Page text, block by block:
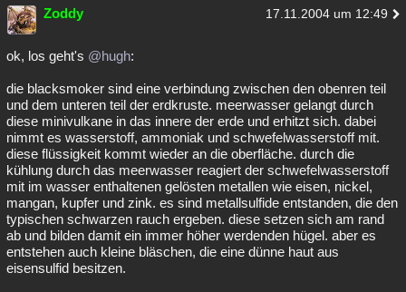
Zoddy 17.11.2004 um 12:49
ok, los geht's @hugh:
die blacksmoker sind eine verbindung zwischen den obenren teil
und dem unteren teil der erdkruste. meerwasser gelangt durch
diese minivulkane in das innere der erde und erhitzt sich. dabei
nimmt es wasserstoff, ammoniak und schwefelwasserstoff mit.
diese flüssigkeit kommt wieder an die oberfläche. durch die
kühlung durch das meerwasser reagiert der schwefelwasserstoff
mit im wasser enthaltenen gelösten metallen wie eisen, nickel,
mangan, kupfer und zink. es sind metallsulfide entstanden, die den
typischen schwarzen rauch ergeben. diese setzen sich am rand
ab und bilden damit ein immer höher werdenden hügel. aber es
entstehen auch kleine bläschen, die eine dünne haut aus
eisensulfid besitzen.